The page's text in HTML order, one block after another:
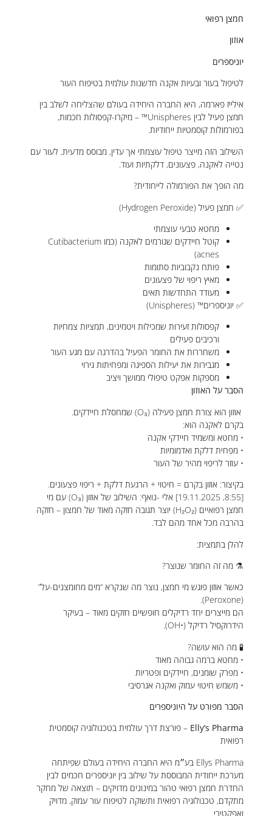
חמצן רפואי
יוניספרים
לטיפול בעור ובעיות אקנה חדשנות עולמית בטיפוח העור
אילייז פארמה, היא החברה היחידה בעולם שהצליחה לשלב בין
חמצן פעיל לבין Unispheres™ – מיקרו-קפסולות חכמות,
בפורמולות קוסמטיות ייחודיות.
השילוב הזה מייצר טיפול עוצמתי אך עדין, מבוסס מדעית, לעור עם
נטייה לאקנה, פצעונים, דלקתיות ועוד.
מה הופך את הפורמולה לייחודית?
✅ חמצן פעיל (Hydrogen Peroxide)
מחטא טבעי עוצמתי
קוטל חיידקים שגורמים לאקנה (כמו Cutibacterium
פותח נקבוביות סתומות
מאיץ ריפוי של פצעונים
מעודד התחדשות תאים
✅ יוניספרים™ (Unispheres)
קפסולות זעירות שמכילות ויטמינים, תמציות צמחיות
ורכיבים פעילים
משחררות את החומר הפעיל בהדרגה עם מגע העור
מגבירות את יעילות הספיגה ומפחיתות גירוי
מספקות אפקט טיפולי ממושך ויציב
הסבר על האוזון
אוזון הוא צורת חמצן פעילה (O₃) שמחסלת חיידקים.
בקרם לאקנה הוא:
• מחטא ומשמיד חיידקי אקנה
• מפחית דלקת ואדמומיות
• עוזר לריפוי מהיר של העור
בקיצור: אוזון בקרם = חיטוי + הרגעת דלקת + ריפוי פצעונים.
[8:55, 19.11.2025] אלי -נואף: השילוב של אוזון (O₃) עם מי
חמצן רפואיים (H₂O₂) יוצר תגובה חזקה מאוד של חמצון – חזקה
בהרבה מכל אחד מהם לבד.
להלן בתמצית:
⚗️ מה זה החומר שנוצר?
כאשר אוזון פוגש מי חמצן, נוצר מה שנקרא “מים מחומצנים-על”
הם מייצרים יחד רדיקלים חופשיים חזקים מאוד – בעיקר
הידרוקסיל רדיקל (•OH).
🧪 מה הוא עושה?
• מחטא ברמה גבוהה מאוד
• מפרק שומנים, חיידקים ופטריות
• משמש חיטוי עמוק ואקנה אגרסיבי
הסבר מפורט על היוניספרים
Elly’s Pharma – פורצת דרך עולמית בטכנולוגיה קוסמטית
רפואית
Ellys Pharma בע״מ היא החברה היחידה בעולם שפיתחה
מערכת ייחודית המבוססת על שילוב בין יוניספרים חכמים לבין
החדרת חמצן רפואי טהור במינונים מדויקים – תוצאה של מחקר
מתקדם, טכנולוגיה רפואית ותשוקה לטיפוח עור עמוק, מדויק
ואפקטיבי.